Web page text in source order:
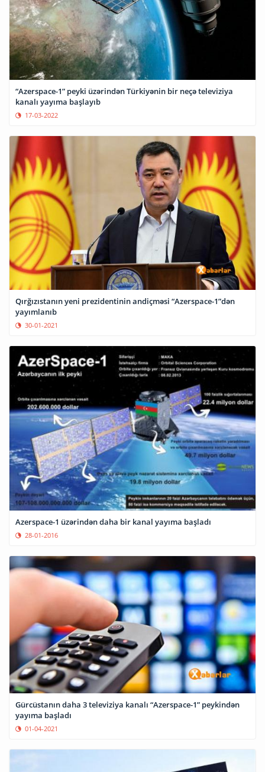
“Azerspace-1” peyki üzərindən Türkiyənin bir neçə televiziya
kanalı yayıma başlayıb
17-03-2022
Qırğızıstanın yeni prezidentinin andiçməsi “Azerspace-1”dən
yayımlanıb
30-01-2021
Azerspace-1 üzərindən daha bir kanal yayıma başladı
28-01-2016
Gürcüstanın daha 3 televiziya kanalı “Azerspace-1” peykindən
yayıma başladı
01-04-2021